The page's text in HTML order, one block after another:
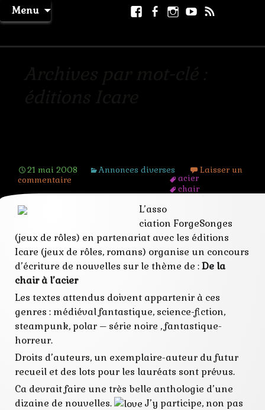
Menu
Aller
au
Facebook
Facebook
page
Instagram
Youtube
21 mai 2008 Annonces diverses
acier
chair
comité
éditions Icare
forgesonges
horreur
lectrice
lecture
médieval-
nouvelles
plumes en
herbe
polar
sf
Laisser un
commentaire
L’asso
ciation ForgeSonges
(jeux de rôles) en partenariat avec les éditions
Icare (jeux de rôles, romans) organise un concours
d’écriture de nouvelles sur le thème de :De la
chair à l’acier
Les textes attendus doivent appartenir à ces
genres : médiéval fantastique, science-fiction,
steampunk, polar – série noire , fantastique-
horreur.
Droits d’auteurs, un exemplaire-auteur du futur
recueil et des lots pour les lauréats sont prévus.
Ca devrait faire une très belle anthologie d’une
dizaine de nouvelles.
J’y participe, non pas